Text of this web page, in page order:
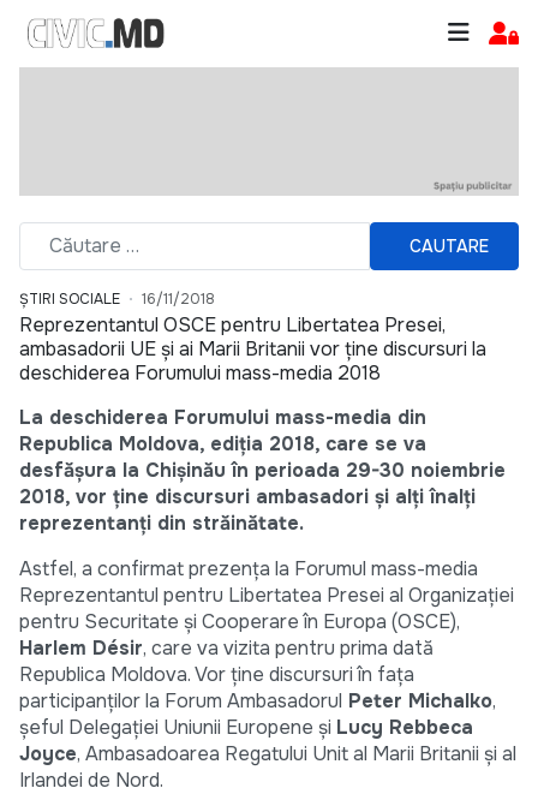
CAUTARE
ȘTIRI SOCIALE 16/11/2018
Reprezentantul OSCE pentru Libertatea Presei,
ambasadorii UE și ai Marii Britanii vor ține discursuri la
deschiderea Forumului mass-media 2018
La deschiderea Forumului mass-media din
Republica Moldova, ediţia 2018, care se va
desfăşura la Chișinău în perioada 29-30 noiembrie
2018, vor ține discursuri ambasadori și alți înalți
reprezentanți din străinătate.
Astfel, a confirmat prezența la Forumul mass-media
Reprezentantul pentru Libertatea Presei al Organizației
pentru Securitate și Cooperare în Europa (OSCE),
Harlem Désir, care va vizita pentru prima dată
Republica Moldova. Vor ține discursuri în fața
participanților la Forum Ambasadorul Peter Michalko,
șeful Delegaţiei Uniunii Europene și Lucy Rebbeca
Joyce, Ambasadoarea Regatului Unit al Marii Britanii și al
Irlandei de Nord.